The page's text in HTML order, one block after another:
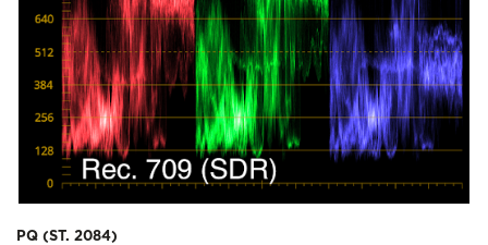
PQ (ST. 2084)